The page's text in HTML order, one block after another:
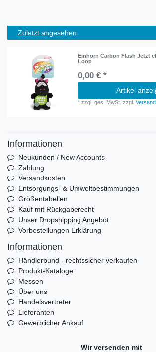
Zuletzt angesehen
Einhorn Carbon Flash Jetzt
Loop
0,00 € *
Artikel
*zzgl. ges. MwSt. zzgl.
Informationen
Neukunden / New Accounts
Zahlung
Versandkosten
Entsorgungs- & Umweltbestimmungen
Größentabellen
Kauf mit Rückgaberecht
Unser Dropshipping Angebot
Vorbestellungen Erklärung
Informationen
Händlerbund - rechtssicher verkaufen
Produkt-Kataloge
Messen
Über uns
Handelsvertreter
Lieferanten
Gewerblicher Ankauf
Wir versenden mit